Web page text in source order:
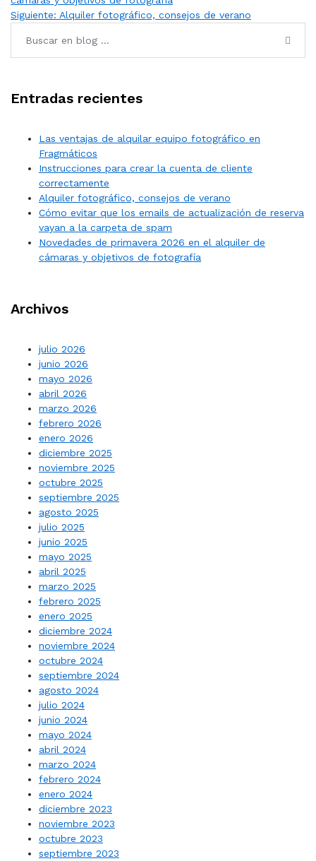
Siguiente: Alquiler fotográfico, consejos de verano
Entradas recientes
Las ventajas de alquilar equipo fotográfico en
Fragmáticos
Instrucciones para crear la cuenta de cliente
correctamente
Alquiler fotográfico, consejos de verano
Cómo evitar que los emails de actualización de reserva
vayan a la carpeta de spam
Novedades de primavera 2026 en el alquiler de
cámaras y objetivos de fotografía
Archivos
julio 2026
junio 2026
mayo 2026
abril 2026
marzo 2026
febrero 2026
enero 2026
diciembre 2025
noviembre 2025
octubre 2025
septiembre 2025
agosto 2025
julio 2025
junio 2025
mayo 2025
abril 2025
marzo 2025
febrero 2025
enero 2025
diciembre 2024
noviembre 2024
octubre 2024
septiembre 2024
agosto 2024
julio 2024
junio 2024
mayo 2024
abril 2024
marzo 2024
febrero 2024
enero 2024
diciembre 2023
noviembre 2023
octubre 2023
septiembre 2023